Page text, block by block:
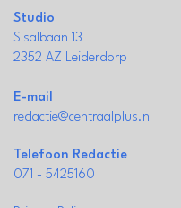
Studio
Sisalbaan 13
2352 AZ Leiderdorp
E-mail
redactie@centraalplus.nl
Telefoon Redactie
071 - 5425160